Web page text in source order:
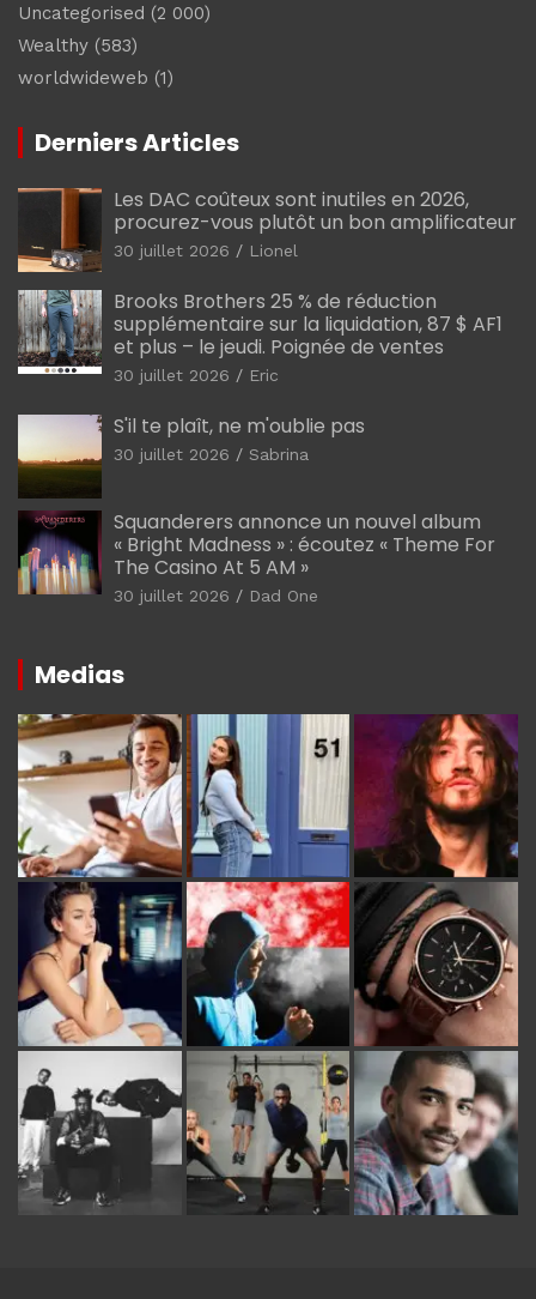
Uncategorised (2 000)
Wealthy (583)
worldwideweb (1)
Derniers Articles
Les DAC coûteux sont inutiles en 2026,
procurez-vous plutôt un bon amplificateur
30 juillet 2026 Lionel
Brooks Brothers 25 % de réduction
supplémentaire sur la liquidation, 87 $ AF1
et plus – le jeudi. Poignée de ventes
30 juillet 2026 Eric
S'il te plaît, ne m'oublie pas
30 juillet 2026 Sabrina
Squanderers annonce un nouvel album
« Bright Madness » : écoutez « Theme For
The Casino At 5 AM »
30 juillet 2026 Dad One
Medias